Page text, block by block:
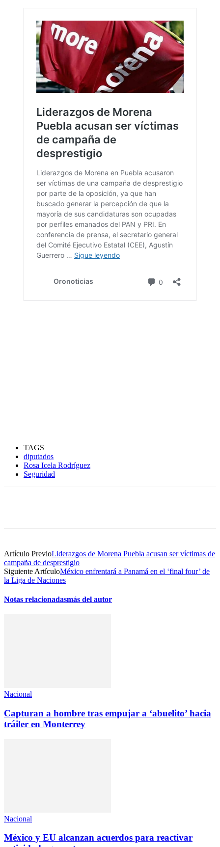
TAGS
diputados
Rosa Icela Rodríguez
Seguridad
Artículo PrevioLiderazgos de Morena Puebla acusan ser víctimas de
campaña de desprestigio
Siguiente ArtículoMéxico enfrentará a Panamá en el ‘final four’ de
la Liga de Naciones
Notas relacionadasmás del autor
Nacional
Capturan a hombre tras empujar a ‘abuelito’ hacia
tráiler en Monterrey
Nacional
México y EU alcanzan acuerdos para reactivar